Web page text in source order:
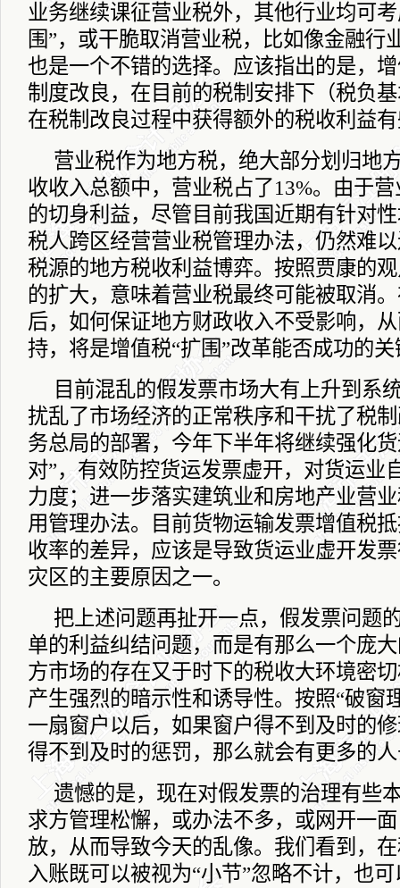
业务继续课征营业税外，其他行业均可
围”，或干脆取消营业税，比如像金融行
也是一个不错的选择。应该指出的是，
制度改良，在目前的税制安排下（税负
在税制改良过程中获得额外的税收利益
营业税作为地方税，绝大部分划归地
收收入总额中，营业税占了13%。由于
的切身利益，尽管目前我国近期有针对
税人跨区经营营业税管理办法，仍然难
税源的地方税收利益博弈。按照贾康的
的扩大，意味着营业税最终可能被取消
后，如何保证地方财政收入不受影响，
持，将是增值税“扩围”改革能否成功的关
目前混乱的假发票市场大有上升到系
扰乱了市场经济的正常秩序和干扰了税
务总局的部署，今年下半年将继续强化
对”，有效防控货运发票虚开，对货运业
力度；进一步落实建筑业和房地产业营
用管理办法。目前货物运输发票增值税
收率的差异，应该是导致货运业虚开发
灾区的主要原因之一。
把上述问题再扯开一点，假发票问题
单的利益纠结问题，而是有那么一个庞
方市场的存在又于时下的税收大环境密
产生强烈的暗示性和诱导性。按照“破窗
一扇窗户以后，如果窗户得不到及时的
得不到及时的惩罚，那么就会有更多的
遗憾的是，现在对假发票的治理有些
求方管理松懈，或办法不多，或网开一
放，从而导致今天的乱像。我们看到，
入账既可以被视为“小节”忽略不计，也